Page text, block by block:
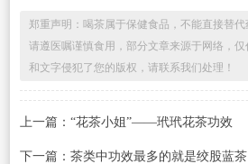
郑重声明：喝茶属于保健食品，不能直接替
请遵医嘱谨慎食用，部分文章来源于网络，
和文字侵犯了您的版权，请联系我们处理！
上一篇：“花茶小姐”——玳玳花茶功效
下一篇：茶类中功效最多的就是绞股蓝茶